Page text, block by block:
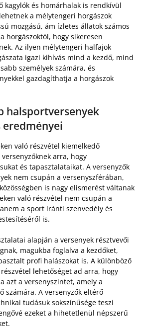
kagylók és homárhalak is rendkívül
a mélytengeri horgászok
mozgású, ám ízletes állatok számos
horgászoktól, hogy sikeresen
Az ilyen mélytengeri halfajok
igazi kihívás mind a kezdő, mind
személyek számára, és
gazdagíthatja a horgászok
halsportversenyek
eredményei
való részvétel kiemelkedő
arra, hogy
és tapasztalataikat. A versenyzők
nem csupán a versenyszférában,
is nagy elismerést váltanak
való részvétel nem csupán a
a sport iránti szenvedély és
is.
alapján a versenyek résztvevői
magukba foglalva a kezdőket,
profi halászokat is. A különböző
lehetőséget ad arra, hogy
azt a versenyszintet, amely a
számára. A versenyzők eltérő
tudásuk sokszínűsége teszi
ezeket a hihetetlenül népszerű